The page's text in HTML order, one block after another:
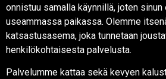
onnistuu samalla käynnillä, joten
useammassa paikassa. Olemme
katsastusasema, joka tunnetaan
henkilökohtaisesta palvelusta.
Palvelumme kattaa sekä kevyen